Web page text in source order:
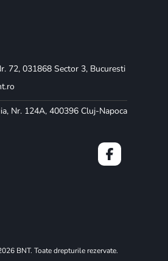
72, 031868 Sector 3, Bucuresti
Nr. 124A, 400396 Cluj-Napoca
BNT. Toate drepturile rezervate.